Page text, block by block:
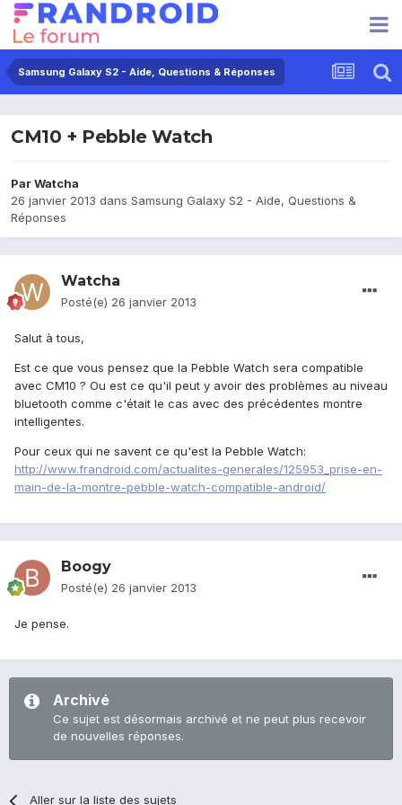
Samsung Galaxy S2 - Aide, Questions & Réponses
CM10 + Pebble Watch
ParWatcha
26 janvier 2013 dans Samsung Galaxy S2 - Aide, Questions &
Réponses
Watcha
Posté(e) 26 janvier 2013
Salut à tous,
Est ce que vous pensez que la Pebble Watch sera compatible
avec CM10 ? Ou est ce qu'il peut y avoir des problèmes au niveau
bluetooth comme c'était le cas avec des précédentes montre
intelligentes.
Pour ceux qui ne savent ce qu'est la Pebble Watch:
http://www.frandroid.com/actualites-generales/125953_prise-en-
main-de-la-montre-pebble-watch-compatible-android/
Boogy
Posté(e) 26 janvier 2013
Je pense.
Archivé
Ce sujet est désormais archivé et ne peut plus recevoir
de nouvelles réponses.
Aller sur la liste des sujets